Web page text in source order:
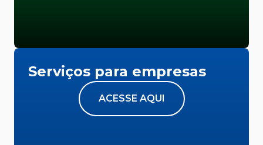
Serviços para empresas
ACESSE AQUI